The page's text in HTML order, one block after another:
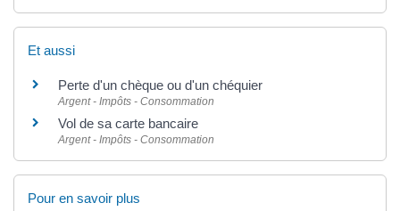
Et aussi
Perte d'un chèque ou d'un chéquier
Argent - Impôts - Consommation
Vol de sa carte bancaire
Argent - Impôts - Consommation
Pour en savoir plus